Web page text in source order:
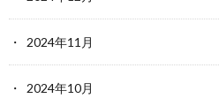
2024年11月
2024年10月